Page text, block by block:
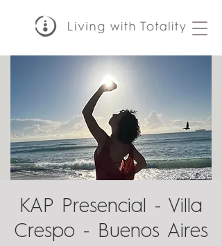
KAP Presencial - Villa
Crespo - Buenos Aires